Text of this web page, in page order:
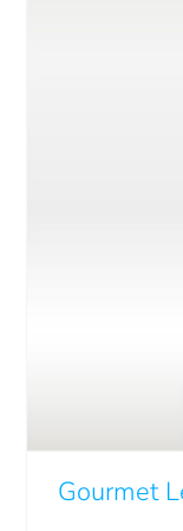
Gourmet